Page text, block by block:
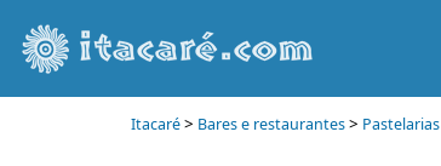
Itacaré> Bares e restaurantes> Pastelarias